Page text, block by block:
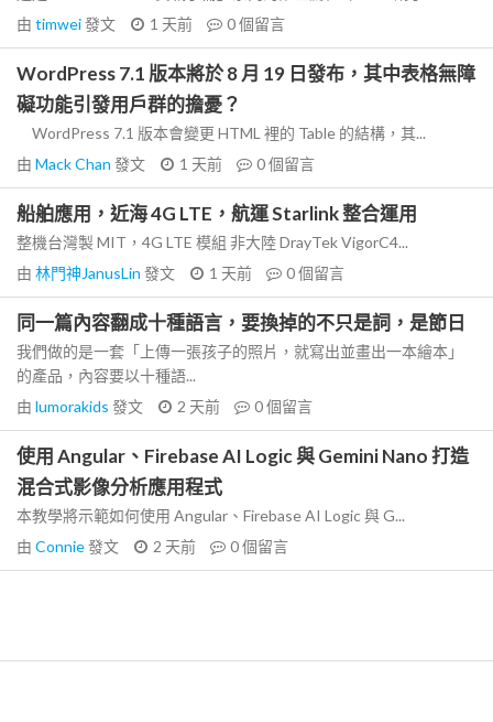
由 timwei發文 1 天前 0個留言
WordPress 7.1 版本將於 8 月 19 日發布，其中表格無障
礙功能引發用戶群的擔憂？
WordPress 7.1 版本會變更 HTML 裡的 Table 的結構，其...
由 Mack Chan 發文 1 天前 0個留言
船舶應用，近海 4G LTE，航運 Starlink 整合運用
整機台灣製 MIT，4G LTE 模組 非大陸 DrayTek VigorC4...
由 林門神JanusLin 發文 1 天前 0個留言
同一篇內容翻成十種語言，要換掉的不只是詞，是節日
我們做的是一套「上傳一張孩子的照片，就寫出並畫出一本繪本」
的產品，內容要以十種語...
由 lumorakids 發文 2 天前 0個留言
使用 Angular、Firebase AI Logic 與 Gemini Nano 打造
混合式影像分析應用程式
本教學將示範如何使用 Angular、Firebase AI Logic 與 G...
由 Connie發文 2 天前 0個留言